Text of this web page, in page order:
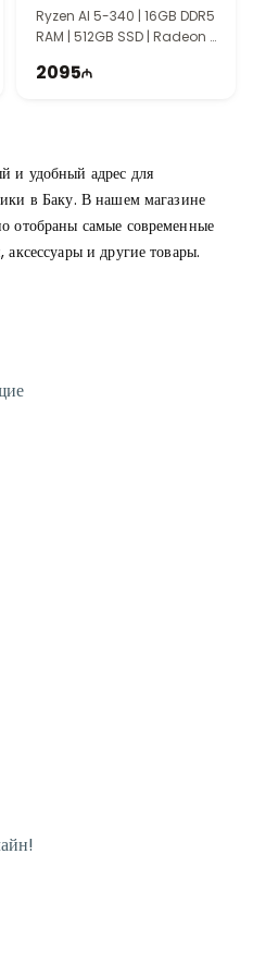
90NB14U1-M007L0
Ryzen AI 5-340 | 16GB DDR5
RAM | 512GB SSD | Radeon |
2095
и удобный адрес для
в Баку. В нашем магазине
отобраны самые современные
аксессуары и другие товары.